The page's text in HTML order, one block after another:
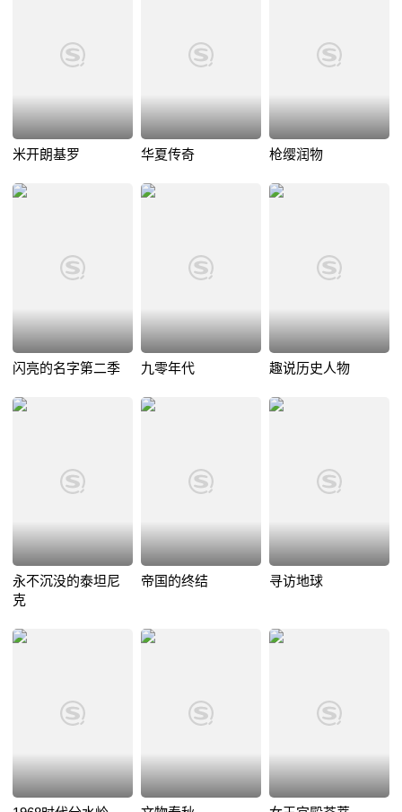
米开朗基罗 华夏传奇 枪缨润物
闪亮的名字第二季 九零年代 趣说历史人物
永不沉没的泰坦尼
克
帝国的终结 寻访地球